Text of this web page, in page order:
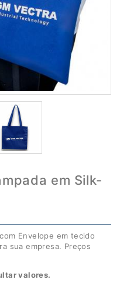
em Silk-
Envelope em tecido
sua empresa. Preços
valores.